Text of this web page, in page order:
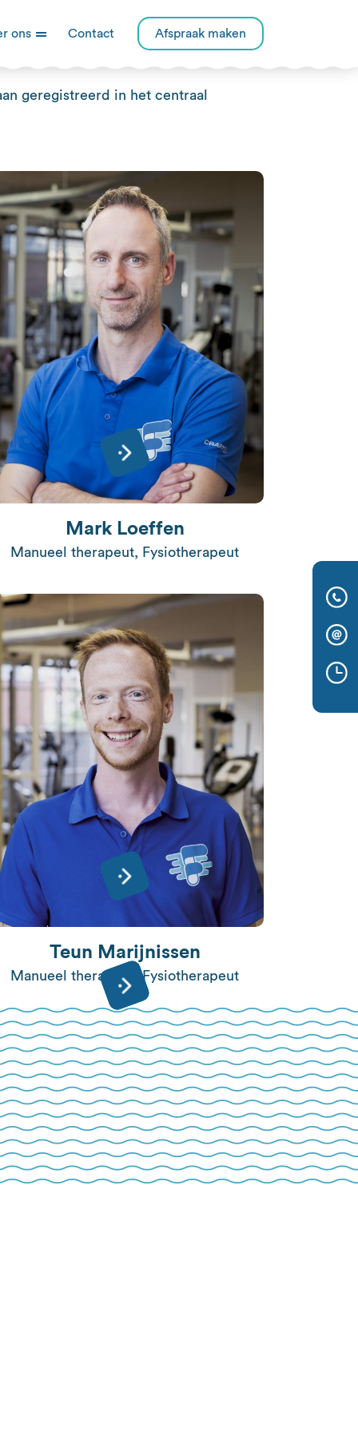
ons Contact Afspraak maken
geregistreerd in het centraal
Mark Loeffen
Manueel therapeut, Fysiotherapeut
Teun Marijnissen
Manueel therapeut, Fysiotherapeut